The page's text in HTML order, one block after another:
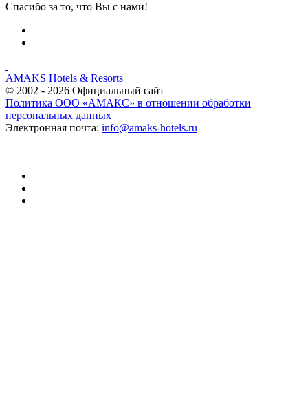
Спасибо за то, что Вы с нами!
AMAKS Hotels & Resorts
© 2002 - 2026 Официальный сайт
Политика ООО «АМАКС» в отношении обработки
персональных данных
Электронная почта: info@amaks-hotels.ru